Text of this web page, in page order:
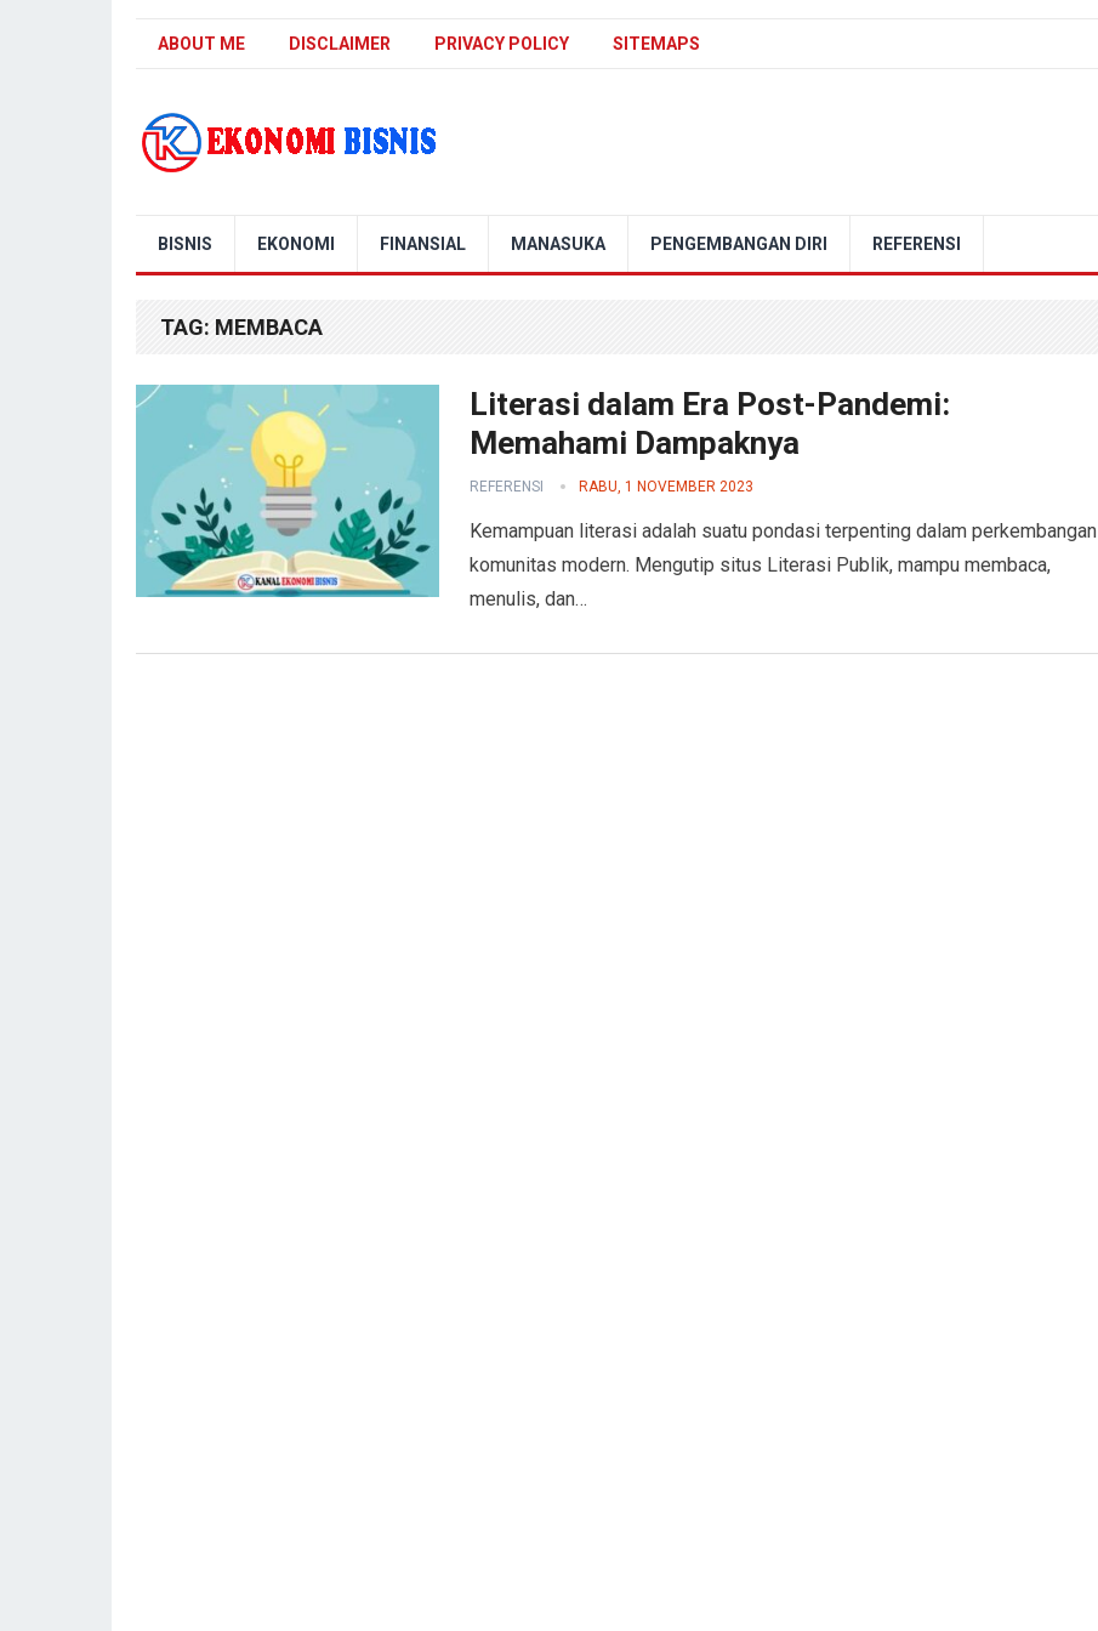
ABOUT ME DISCLAIMER PRIVACY POLICY SITEMAPS
BISNIS EKONOMI FINANSIAL MANASUKA PENGEMBANGAN DIRI REFERENSI
TAG: MEMBACA
Literasi dalam Era Post-Pandemi:
Memahami Dampaknya
REFERENSI RABU, 1 NOVEMBER 2023
Kemampuan literasi adalah suatu pondasi terpenting dalam perkembangan
komunitas modern. Mengutip situs Literasi Publik, mampu membaca,
menulis, dan…